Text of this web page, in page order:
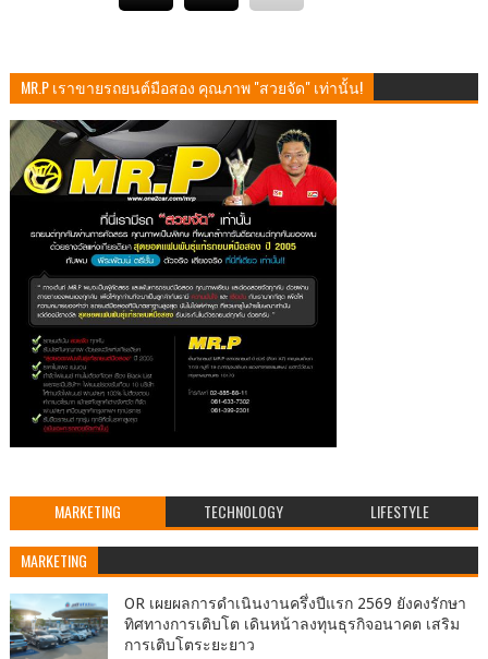
MR.P เราขายรถยนต์มือสอง คุณภาพ "สวยจัด" เท่านั้น!
MARKETING TECHNOLOGY LIFESTYLE
MARKETING
OR เผยผลการดำเนินงานครึ่งปีแรก 2569 ยังคงรักษา
ทิศทางการเติบโต เดินหน้าลงทุนธุรกิจอนาคต เสริม
การเติบโตระยะยาว